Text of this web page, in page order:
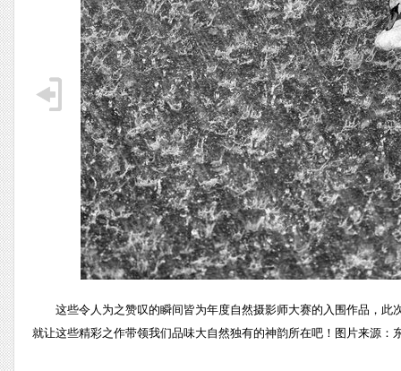
这些令人为之赞叹的瞬间皆为年度自然摄影师大赛的入围作品，
就让这些精彩之作带领我们品味大自然独有的神韵所在吧！图片来源：